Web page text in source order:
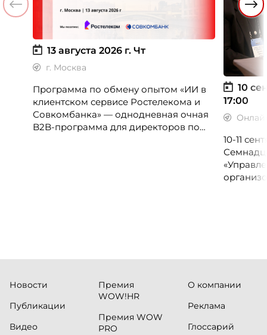
13 августа 2026 г. Чт
г. Москва
Программа по обмену опытом «ИИ в
клиентском сервисе Ростелекома и
Совкомбанка» — однодневная очная
B2B-программа для директоров по
10
17:00
10-11
Новости
Публикации
Видео
Премия
WOW!HR
Премия WOW
PRO
О компании
Реклама
Глоссарий